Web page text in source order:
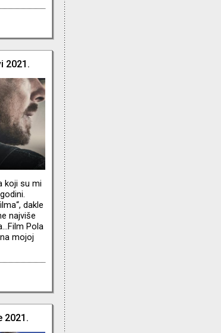
2021.
koji su mi
dakle
najviše
Pola
mojoj
2021.